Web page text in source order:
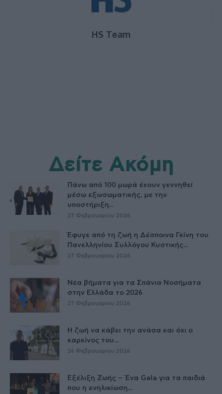
HS Team
Δείτε Ακόμη
Πάνω από 100 μωρά έχουν γεννηθεί
μέσω εξωσωματικής, με την
υποστήριξη...
27 Φεβρουαρίου 2026
Έφυγε από τη ζωή η Δέσποινα Γκίνη του
Πανελληνίου Συλλόγου Κυστικής...
27 Φεβρουαρίου 2026
Νέα βήματα για τα Σπάνια Νοσήματα
στην Ελλάδα το 2026
27 Φεβρουαρίου 2026
Η ζωή να κάβει την ανάσα και όχι ο
καρκίνος του...
26 Φεβρουαρίου 2026
Εξέλιξη Ζωής – Ένα Gala για τα παιδιά
που η ενηλικίωση...